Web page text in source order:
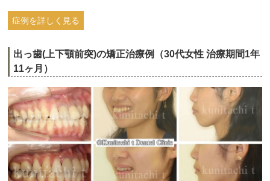
症例を詳しく見る
出っ歯(上下顎前突)の矯正治療例（30代女性 治療期間1年
11ヶ月）